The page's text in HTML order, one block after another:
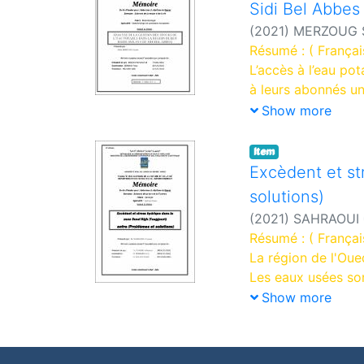
Sidi Bel Abbes
(2021) MERZOUG
Résumé : (
L’accès à l’eau
à leurs abonnés
bactériologique,
région de
proposer des
complétées par
Dans cette étude,
de l’algérienne
Les différentes
des eaux de
ceci pour assurer
Les résultats ont
Mots clés : eau
Show more
Item
Excèdent et
solutions)
(2021)
Résumé : (
La région de
Les eaux usées
(Touggourt) à
Show more